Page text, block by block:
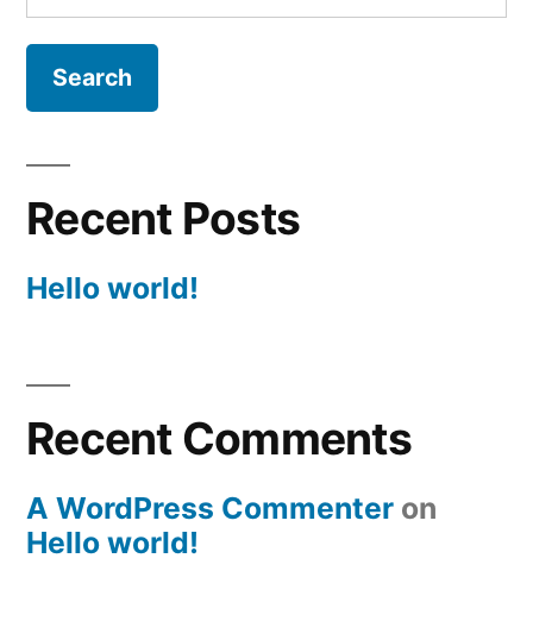
for:
Recent Posts
Hello world!
Recent Comments
A WordPress Commenter on
Hello world!